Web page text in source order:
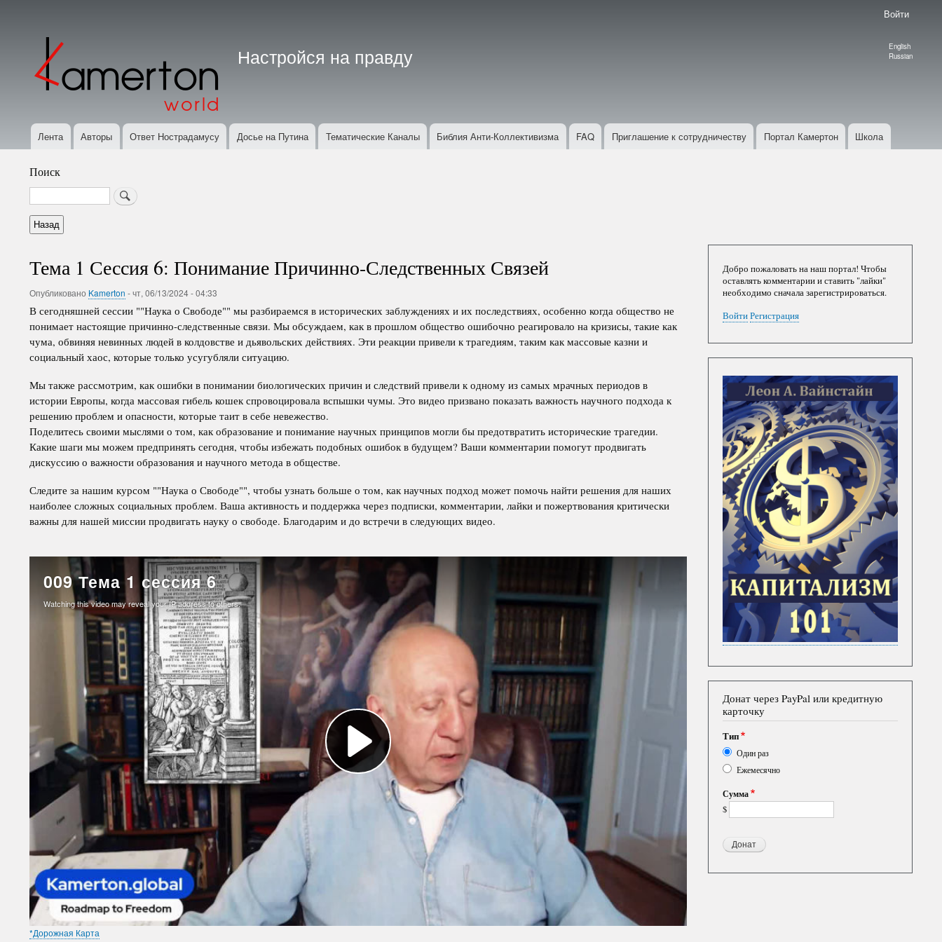
учётной
записи
пользователя
Войти
Language
English
Russian
Настройся на правду
Основная
Лента Авторы Ответ Нострадамусу Досье на Путина Тематические Каналы Библия Анти-Коллективизма FAQ Приглашение к сотрудничеству Портал Камертон Школа
Поиск
Search
Тема 1 Сессия 6: Понимание Причинно-Следственных Связей
Опубликовано Kamerton -чт, 06/13/2024 - 04:33
В сегодняшней сессии ""Наука о Свободе"" мы разбираемся в исторических заблуждениях и их последствиях, особенно когда общество не
понимает настоящие причинно-следственные связи. Мы обсуждаем, как в прошлом общество ошибочно реагировало на кризисы, такие как
чума, обвиняя невинных людей в колдовстве и дьявольских действиях. Эти реакции привели к трагедиям, таким как массовые казни и
социальный хаос, которые только усугубляли ситуацию.
Мы также рассмотрим, как ошибки в понимании биологических причин и следствий привели к одному из самых мрачных периодов в
истории Европы, когда массовая гибель кошек спровоцировала вспышки чумы. Это видео призвано показать важность научного подхода к
решению проблем и опасности, которые таит в себе невежество.
Поделитесь своими мыслями о том, как образование и понимание научных принципов могли бы предотвратить исторические трагедии.
Какие шаги мы можем предпринять сегодня, чтобы избежать подобных ошибок в будущем? Ваши комментарии помогут продвигать
дискуссию о важности образования и научного метода в обществе.
Следите за нашим курсом ""Наука о Свободе"", чтобы узнать больше о том, как научных подход может помочь найти решения для наших
наиболее сложных социальных проблем. Ваша активность и поддержка через подписки, комментарии, лайки и пожертвования критически
важны для нашей миссии продвигать науку о свободе. Благодарим и до встречи в следующих видео.
*Дорожная Карта
Добро пожаловать на наш портал! Чтобы
оставлять комментарии и ставить "лайки"
необходимо сначала зарегистрироваться.
Войти Регистрация
Донат через PayPal или кредитную
карточку
Тип
Один раз
Ежемесячно
Сумма
$